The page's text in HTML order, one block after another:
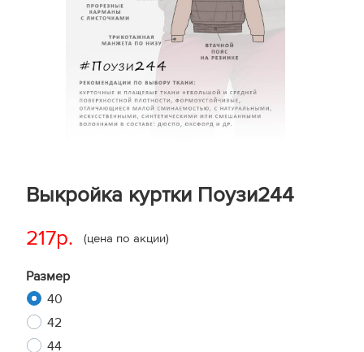
Выкройка куртки Поузи244
217р. (цена по акции)
Размер
40
42
44